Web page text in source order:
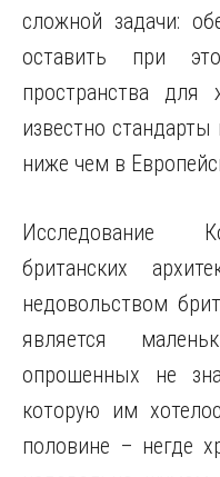
сложной задачи:
оставить при
пространства
известно
ниже чем в
Исследование
британских
недовольством
является
опрошенных не
которую им
половине – негде